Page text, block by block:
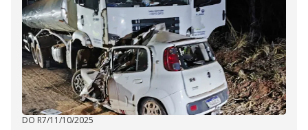
i
d
e
DO R7/11/10/2025